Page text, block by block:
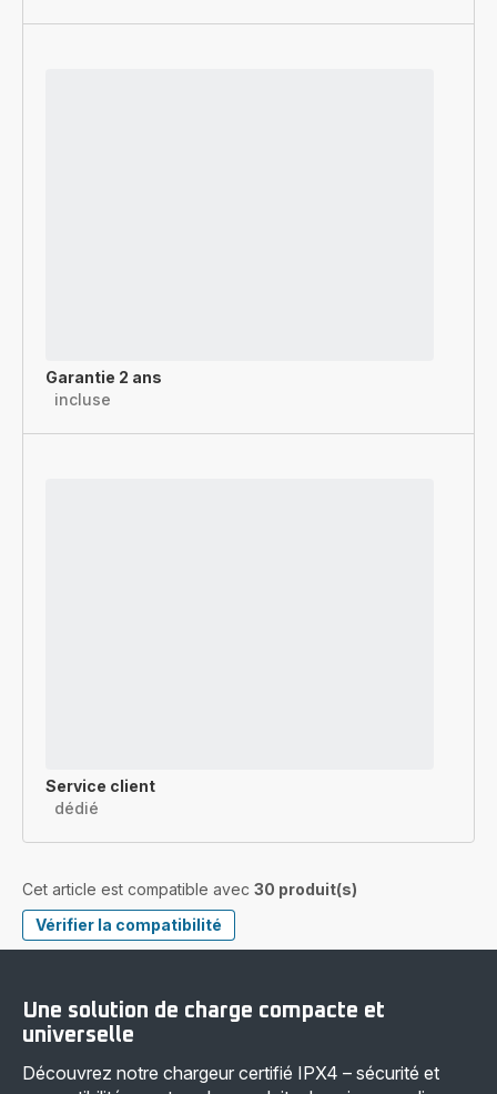
Garantie 2 ans
incluse
Service client
dédié
Cet article est compatible avec 30 produit(s)
Vérifier la compatibilité
Une solution de charge compacte et
universelle
Découvrez notre chargeur certifié IPX4 – sécurité et